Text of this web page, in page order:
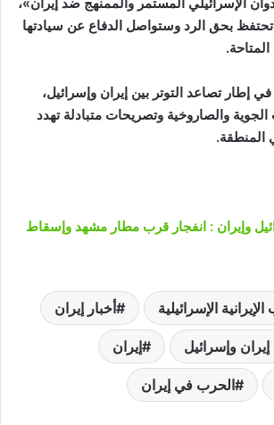
الإسرائيلي المستمر والممنهج ضد إيران»،
بحق الرد وستواصل الدفاع عن سيادتها
إطار تصاعد التوتر بين إيران وإسرائيل،
والصاروخية وتصريحات متبادلة تهدد
المنطقة.
وإيران : انفجار قرب مطار مشهد وإسقاط
الإسرائيلية أخبار إيران
إيران وإسرائيل إيران
الحرب في إيران